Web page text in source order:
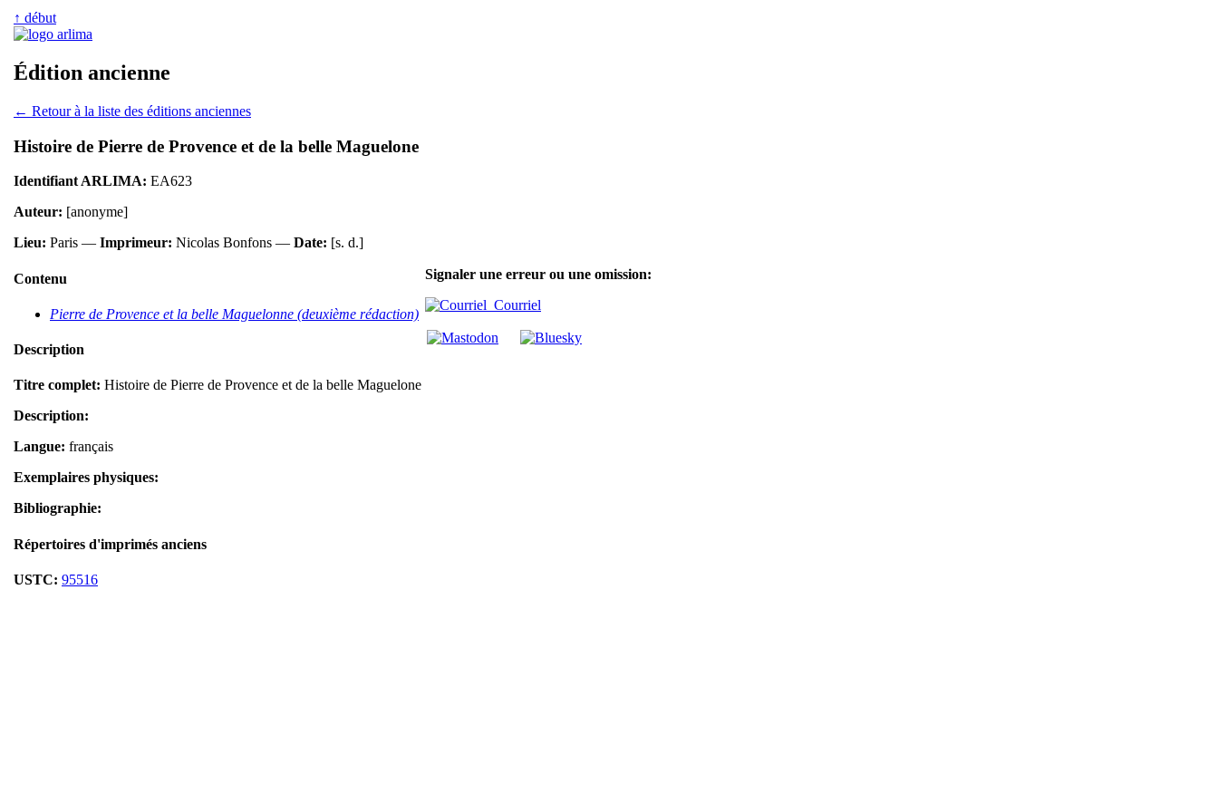
↑ début
Édition ancienne
← Retour à la liste des éditions anciennes
Histoire de Pierre de Provence et de la belle Maguelone
Identifiant ARLIMA: EA623
Auteur: [anonyme]
Lieu: Paris — Imprimeur: Nicolas Bonfons — Date: [s. d.]
Contenu
Pierre de Provence et la belle Maguelonne (deuxième rédaction)
Description
Titre complet: Histoire de Pierre de Provence et de la belle Maguelone
Description:
Langue: français
Exemplaires physiques:
Bibliographie:
Répertoires d'imprimés anciens
USTC: 95516
Signaler une erreur ou une omission:
Courriel